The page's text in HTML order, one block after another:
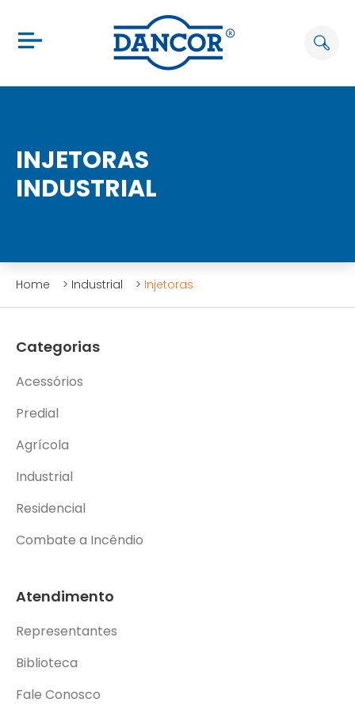
INJETORAS
INDUSTRIAL
Home > Industrial > Injetoras
Categorias
Acessórios
Predial
Agrícola
Industrial
Residencial
Combate a Incêndio
Atendimento
Representantes
Biblioteca
Fale Conosco